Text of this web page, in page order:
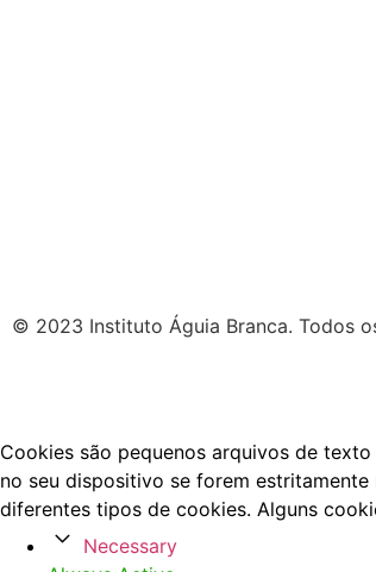
© 2023 Instituto Águia Branca. Todos
Cookies são pequenos arquivos de
no seu dispositivo se forem
diferentes tipos de cookies. Alguns
Necessary